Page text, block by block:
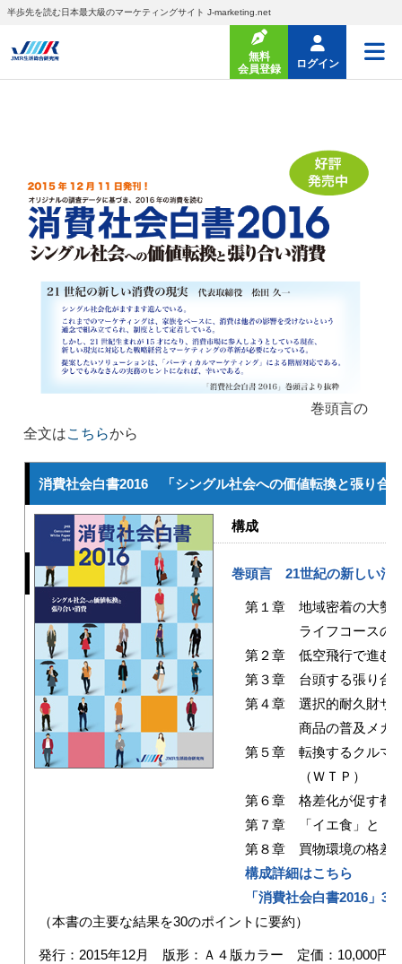
半歩先を読む日本最大級のマーケティングサイト J-marketing.net
無料
会員登録
ログイン
巻頭言の
全文はこちらから
消費社会白書2016 「シングル社会への価値転換と張り合
構成
巻頭言 21世紀の新しい消
第１章 地域密着の大勢
ライフコースの新
第２章 低空飛行で進む
第３章 台頭する張り合
第４章 選択的耐久財サ
商品の普及メカニ
第５章 転換するクルマ
（ＷＴＰ）
第６章 格差化が促す都
第７章 「イエ食」と「
第８章 買物環境の格差
構成詳細はこちら
「消費社会白書2016」
（本書の主要な結果を30のポイントに要約）
発行：2015年12月 版形：Ａ４版カラー 定価：10,000円